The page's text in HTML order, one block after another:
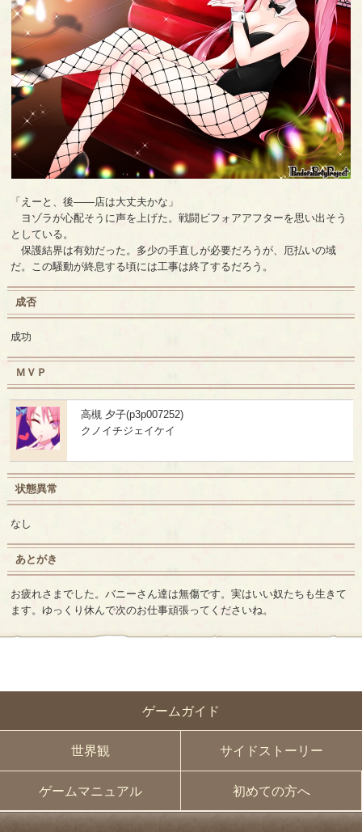
ゲームガイド
世界観 サイドストーリー
ゲームマニュアル 初めての方へ
「えーと、後――店は大丈夫かな」
ヨゾラが心配そうに声を上げた。戦闘ビフォアアフターを思い出そう
としている。
保護結界は有効だった。多少の手直しが必要だろうが、厄払いの域
だ。この騒動が終息する頃には工事は終了するだろう。
成否
成功
ＭＶＰ
高槻 夕子(p3p007252)
クノイチジェイケイ
状態異常
なし
あとがき
お疲れさまでした。バニーさん達は無傷です。実はいい奴たちも生きて
ます。ゆっくり休んで次のお仕事頑張ってくださいね。